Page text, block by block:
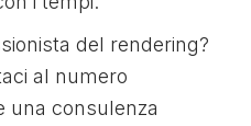
del rendering?
al numero
una consulenza